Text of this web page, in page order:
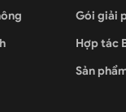
Gói giải
Hợp tác
Sản